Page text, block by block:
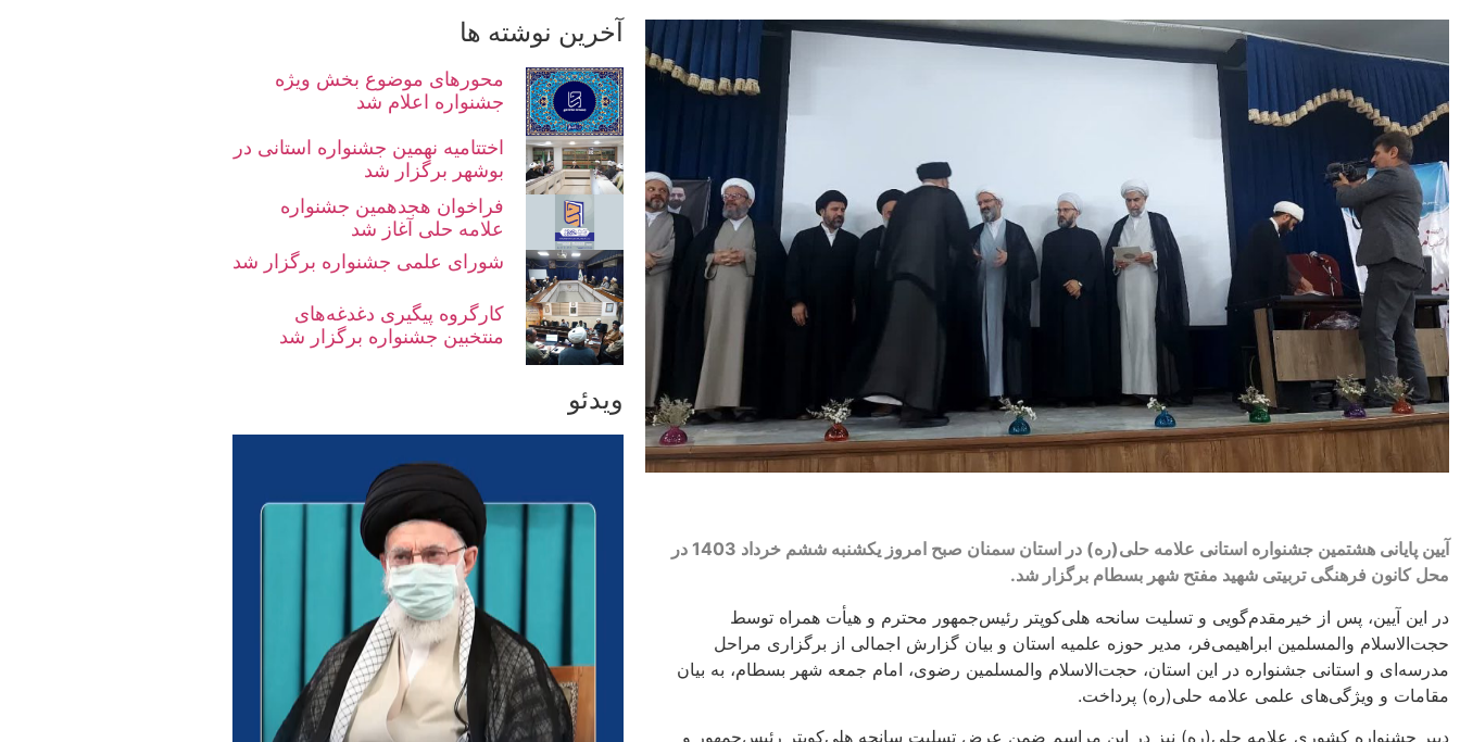
آیین پایانی هشتمین جشنواره استانی علامه حلی(ره) در استان سمنان صبح امروز یکشنبه ششم خرداد 1403 در
محل کانون فرهنگی تربیتی شهید مفتح شهر بسطام برگزار شد.
در این آیین، پس از خیرمقدم‌گویی و تسلیت سانحه هلی‌کوپتر رئیس‌جمهور محترم و هیأت همراه توسط
حجت‌الاسلام والمسلمین ابراهیمی‌فر، مدیر حوزه علمیه استان و بیان گزارش اجمالی از برگزاری مراحل
مدرسه‌ای و استانی جشنواره در این استان، حجت‌الاسلام والمسلمین رضوی، امام جمعه شهر بسطام، به بیان
مقامات و ویژگی‌های علمی علامه حلی(ره) پرداخت.
دبیر جشنواره کشوری علامه حلی(ره) نیز در این مراسم ضمن عرض تسلیت سانحه هلی‌کوپتر رئیس‌جمهور و
آخرین نوشته ها
محورهای موضوع بخش ویژه
جشنواره اعلام شد
اختتامیه نهمین جشنواره استانی در
بوشهر برگزار شد
فراخوان هجدهمین جشنواره
علامه حلی آغاز شد
شورای علمی جشنواره برگزار شد
کارگروه پیگیری دغدغه‌های
منتخبین جشنواره برگزار شد
ویدئو